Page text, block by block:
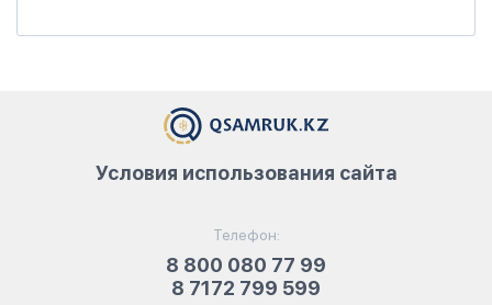
Телефон:
8 800 080 77 99
8 7172 799 599
Условия использования сайта